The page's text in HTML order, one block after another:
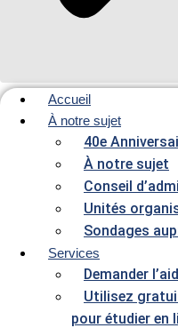
Accueil
À notre sujet
40e
À notre sujet
Conseil
Unités
Sondages
Services
Demander
Utilisez
pour étudier en